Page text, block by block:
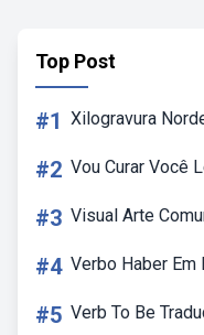
Top Post
#1 Xilogravura
#2 Vou Curar Você
#3 Visual Arte
#4 Verbo Haber Em
#5 Verb To Be